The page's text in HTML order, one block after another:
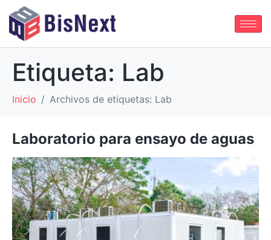
Etiqueta: Lab
Inicio Archivos de etiquetas: Lab
Laboratorio para ensayo de aguas